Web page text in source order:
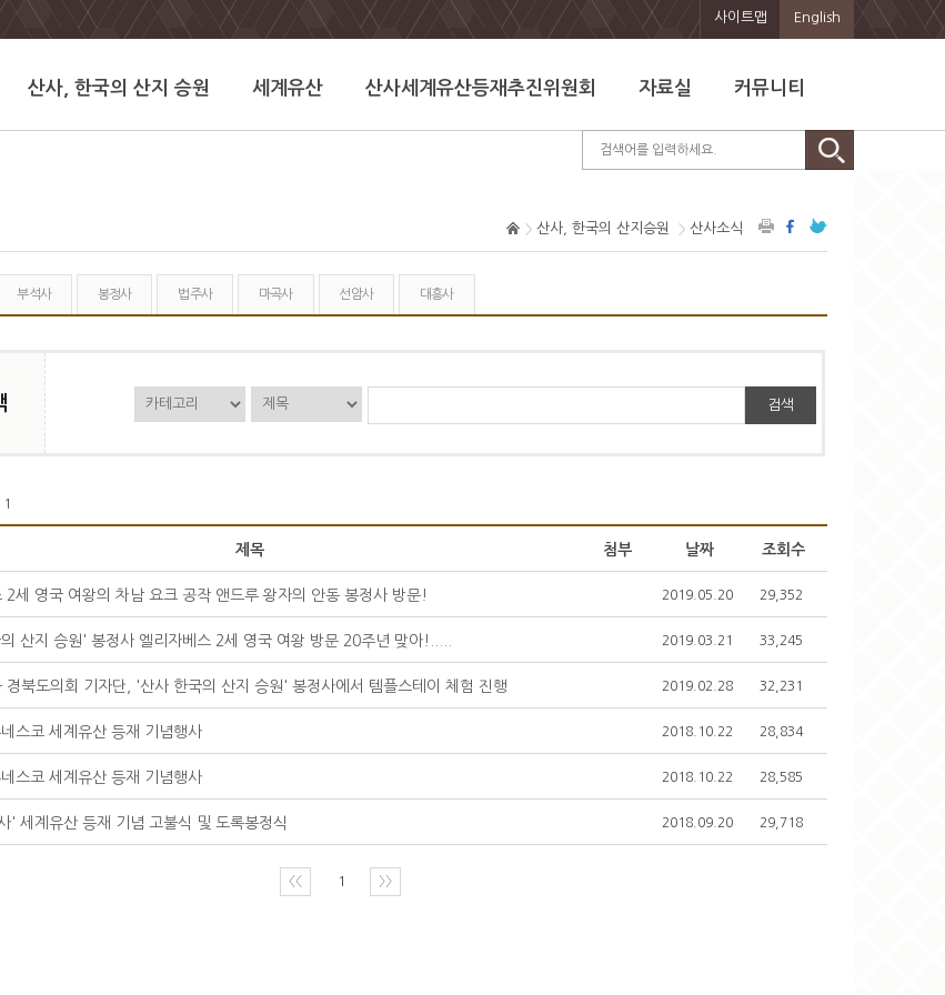
사이트맵 English
산사, 한국의 산지 승원 세계유산 산사세계유산등재추진위원회 자료실 커뮤니티
산사, 한국의 산지승원 산사소식
부석사 봉정사 법주사 마곡사 선암사 대흥사
검색
제목 첨부 날짜 조회수
2세 영국 여왕의 차남 요크 공작 앤드루 왕자의 안동 봉정사 방문! 2019.05.20 29,352
산지 승원' 봉정사 엘리자베스 2세 영국 여왕 방문 20주년 맞아!..... 2019.03.21 33,245
경북도의회 기자단, '산사 한국의 산지 승원' 봉정사에서 템플스테이 체험 진행 2019.02.28 32,231
스코 세계유산 등재 기념행사 2018.10.22 28,834
스코 세계유산 등재 기념행사 2018.10.22 28,585
' 세계유산 등재 기념 고불식 및 도록봉정식 2018.09.20 29,718
〈〈 1 〉〉